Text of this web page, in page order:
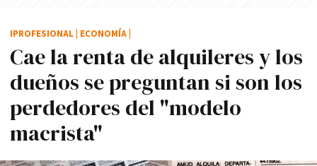
Cae la renta de alquileres y los
dueños se preguntan si son los
perdedores del "modelo
macrista"
IPROFESIONAL ECONOMÍA